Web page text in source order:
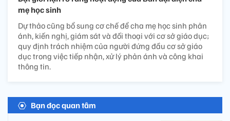
mẹ học sinh
Dự thảo cũng bổ sung cơ chế để cha mẹ học sinh phản
ánh, kiến nghị, giám sát và đối thoại với cơ sở giáo dục;
quy định trách nhiệm của người đứng đầu cơ sở giáo
dục trong việc tiếp nhận, xử lý phản ánh và công khai
thông tin.
Bạn đọc quan tâm